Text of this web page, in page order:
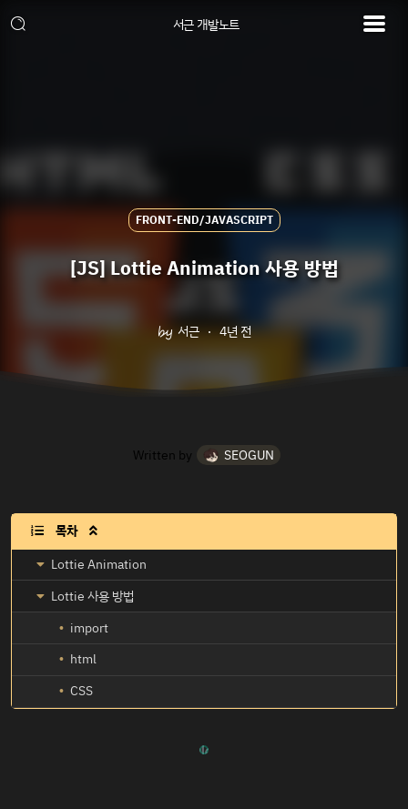
서근 개발노트
FRONT-END/JAVASCRIPT
[JS] Lottie Animation 사용 방법
서근 4년 전
Written by SEOGUN
목차 
Lottie Animation
Lottie 사용 방법
import
html
CSS